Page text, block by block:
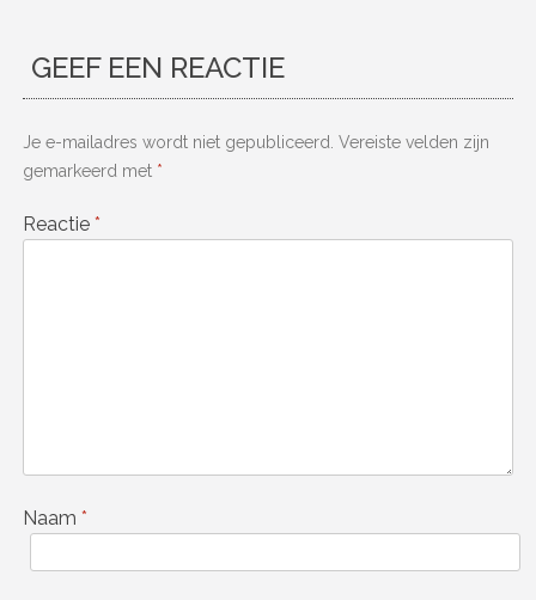
GEEF EEN REACTIE
Je e-mailadres wordt niet gepubliceerd. Vereiste velden zijn
gemarkeerd met *
Reactie *
Naam *